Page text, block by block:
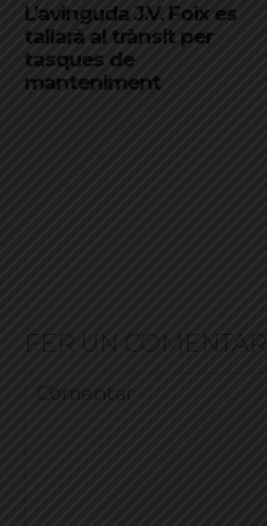
L’avinguda J.V. Foix es
tallarà al trànsit per
tasques de
manteniment
FER UN COMENTARI